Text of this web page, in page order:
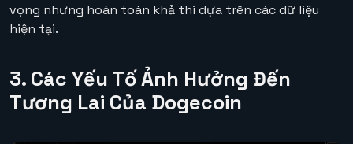
vọng nhưng hoàn toàn khả thi dựa trên các dữ liệu
hiện tại.
3. Các Yếu Tố Ảnh Hưởng Đến
Tương Lai Của Dogecoin